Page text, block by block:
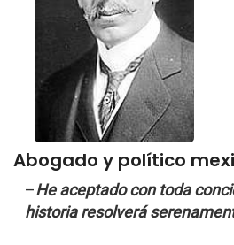
Abogado y político
–He aceptado con toda
historia resolverá